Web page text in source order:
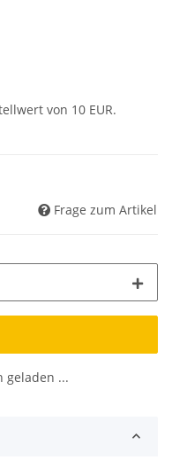
von 10 EUR.
Frage zum Artikel
geladen ...